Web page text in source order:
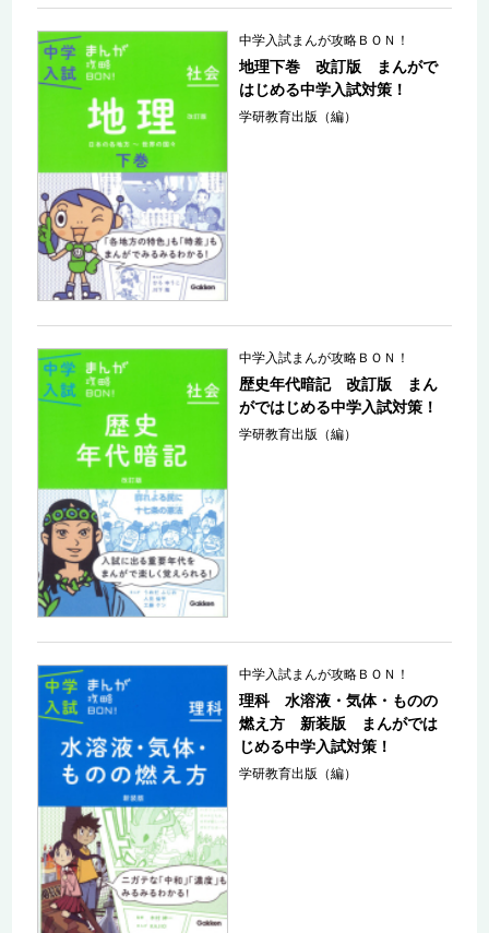
中学入試まんが攻略ＢＯＮ！
地理下巻 改訂版 まんがで
はじめる中学入試対策！
学研教育出版（編）
中学入試まんが攻略ＢＯＮ！
歴史年代暗記 改訂版 まん
がではじめる中学入試対策！
学研教育出版（編）
中学入試まんが攻略ＢＯＮ！
理科 水溶液・気体・ものの
燃え方 新装版 まんがでは
じめる中学入試対策！
学研教育出版（編）